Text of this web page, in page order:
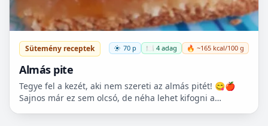
Sütemény receptek 70 p 🍽️ 4 adag 🔥 ~165 kcal/100 g
Almás pite
Tegye fel a kezét, aki nem szereti az almás pitét! 😋🍎
Sajnos már ez sem olcsó, de néha lehet kifogni a